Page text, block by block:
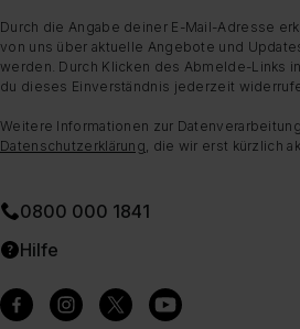
Durch die Angabe deiner E-Mail-Adresse
von uns über aktuelle Angebote und
werden. Durch Klicken des Abmelde-Links
du dieses Einverständnis jederzeit
Weitere Informationen zur
Datenschutzerklärung , die wir erst kürzlich
0800 000 1841
Hilfe